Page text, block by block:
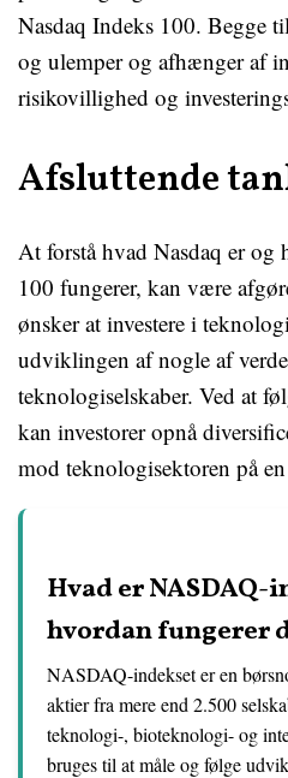
Nasdaq Indeks 100. Begge
og ulemper og afhænger af
risikovillighed og
Afsluttende
At forstå hvad Nasdaq er og
100 fungerer, kan være
ønsker at investere i
udviklingen af nogle af
teknologiselskaber. Ved at
kan investorer opnå
mod teknologisektoren på
Hvad er NASDAQ-
hvordan fungerer
NASDAQ-indekset er en
aktier fra mere end 2.500
teknologi-, bioteknologi- og
bruges til at måle og følge